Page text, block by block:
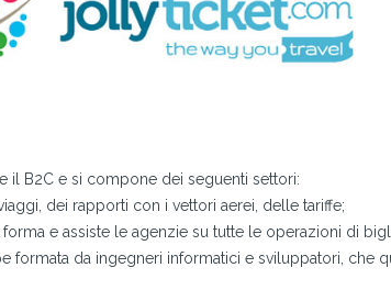
il B2C e si compone dei seguenti settori:
dei rapporti con i vettori aerei, delle tariffe;
e assiste le agenzie su tutte le operazioni di
formata da ingegneri informatici e sviluppatori, che